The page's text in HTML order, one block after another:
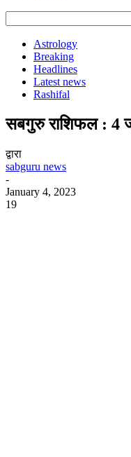
Astrology
Breaking
Headlines
Latest news
Rashifal
सबगुरु राशिफल : 4
द्वारा
sabguru news
-
January 4, 2023
19